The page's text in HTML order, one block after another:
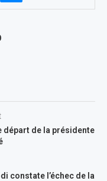
départ de la présidente
constate l’échec de la